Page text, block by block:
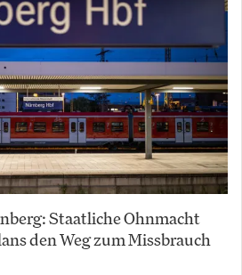
Staatliche Ohnmacht
den Weg zum Missbrauch